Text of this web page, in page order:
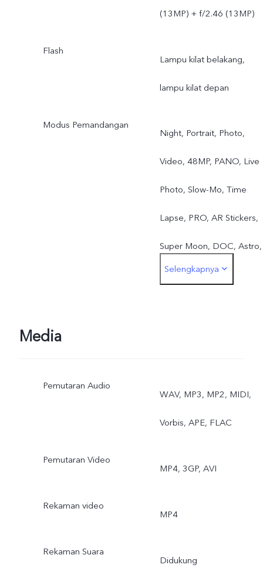
(13MP) + f/2.46 (13MP)
Flash
Lampu kilat belakang,
lampu kilat depan
Modus Pemandangan
Night, Portrait, Photo,
Video, 48MP, PANO, Live
Photo, Slow-Mo, Time
Lapse, PRO, AR Stickers,
Super Moon, DOC, Astro,
Pro Sports, Long-
Selengkapnya
Media
Pemutaran Audio
WAV, MP3, MP2, MIDI,
Vorbis, APE, FLAC
Pemutaran Video
MP4, 3GP, AVI
Rekaman video
MP4
Rekaman Suara
Didukung